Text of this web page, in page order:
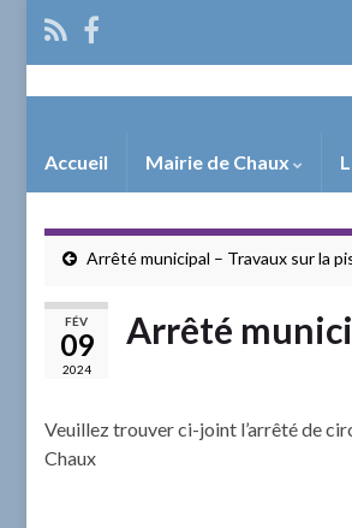
Accueil Mairie de Chaux
Arrêté municipal – Travaux sur la
FÉV
09
2024
Arrêté
Veuillez trouver ci-joint l’arrêté de
Chaux